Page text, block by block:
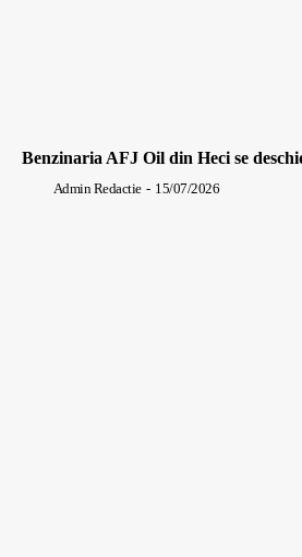
Benzinaria AFJ Oil din Heci se
Admin Redactie - 15/07/2026